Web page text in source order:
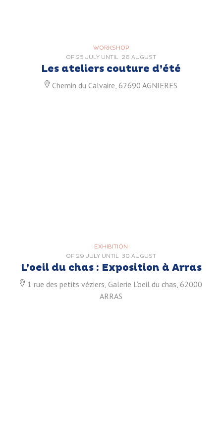
WORKSHOP
OF 25 JULY UNTIL 26 AUGUST
Les ateliers couture d’été
Chemin du Calvaire, 62690 AGNIERES
EXHIBITION
OF 29 JULY UNTIL 30 AUGUST
L’oeil du chas : Exposition à Arras
1 rue des petits véziers, Galerie L’oeil du chas, 62000
ARRAS